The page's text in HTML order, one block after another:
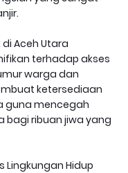
Aceh Utara
terhadap akses
warga dan
ketersediaan
guna mencegah
bagi ribuan jiwa yang
Lingkungan Hidup